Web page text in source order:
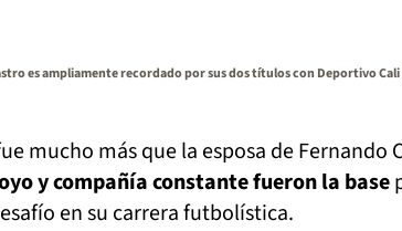
es ampliamente recordado por sus dos títulos con Deportivo Cali
mucho más que la esposa de Fernando
y compañía constante fueron la base
en su carrera futbolística.